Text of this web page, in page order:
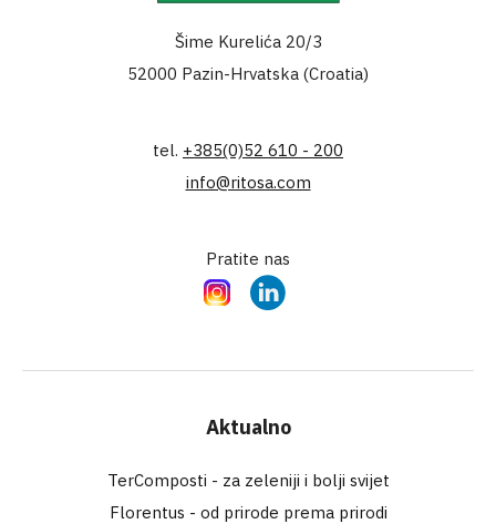
Šime Kurelića 20/3
52000 Pazin-Hrvatska (Croatia)
tel. +385(0)52 610 - 200
info@ritosa.com
Pratite nas
InstagramLinkedIn
Aktualno
TerComposti - za zeleniji i bolji svijet
Florentus - od prirode prema prirodi